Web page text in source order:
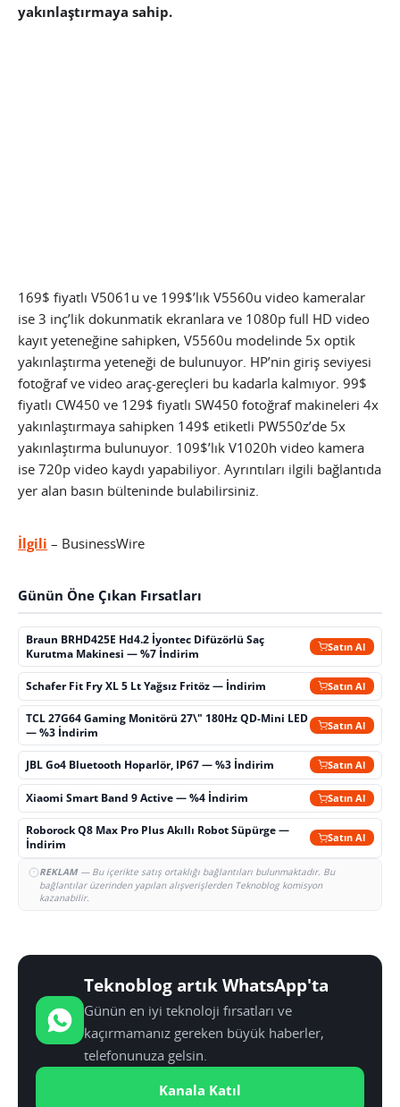
yakınlaştırmaya sahip.
169$ fiyatlı V5061u ve 199$’lık V5560u video kameralar
ise 3 inç’lik dokunmatik ekranlara ve 1080p full HD video
kayıt yeteneğine sahipken, V5560u modelinde 5x optik
yakınlaştırma yeteneği de bulunuyor. HP’nin giriş seviyesi
fotoğraf ve video araç-gereçleri bu kadarla kalmıyor. 99$
fiyatlı CW450 ve 129$ fiyatlı SW450 fotoğraf makineleri 4x
yakınlaştırmaya sahipken 149$ etiketli PW550z’de 5x
yakınlaştırma bulunuyor. 109$’lık V1020h video kamera
ise 720p video kaydı yapabiliyor. Ayrıntıları ilgili bağlantıda
yer alan basın bülteninde bulabilirsiniz.
İlgili – BusinessWire
Günün Öne Çıkan Fırsatları
Braun BRHD425E Hd4.2 İyontec Difüzörlü Saç
Kurutma Makinesi — %7 İndirim
Satın Al
Schafer Fit Fry XL 5 Lt Yağsız Fritöz — İndirim Satın Al
TCL 27G64 Gaming Monitörü 27\" 180Hz QD-Mini LED
— %3 İndirim
Satın Al
JBL Go4 Bluetooth Hoparlör, IP67 — %3 İndirim Satın Al
Xiaomi Smart Band 9 Active — %4 İndirim Satın Al
Roborock Q8 Max Pro Plus Akıllı Robot Süpürge —
İndirim
Satın Al
REKLAM— Bu içerikte satış ortaklığı bağlantıları bulunmaktadır. Bu
bağlantılar üzerinden yapılan alışverişlerden Teknoblog komisyon
kazanabilir.
Teknoblog artık WhatsApp'ta
Günün en iyi teknoloji fırsatları ve
kaçırmamanız gereken büyük haberler,
telefonunuza gelsin.
Kanala Katıl